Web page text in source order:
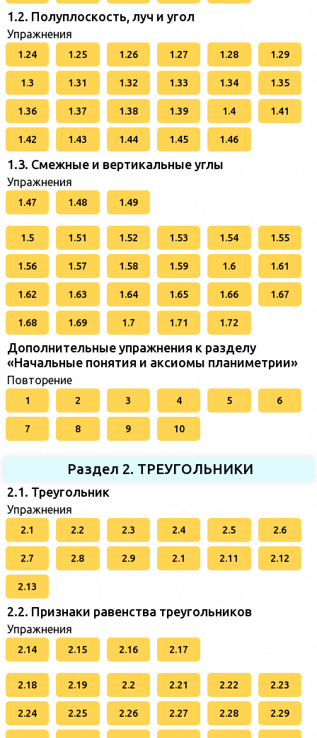
1.2. Полуплоскость, луч и угол
Упражнения
1.24 1.25 1.26 1.27 1.28 1.29
1.3 1.31 1.32 1.33 1.34 1.35
1.36 1.37 1.38 1.39 1.4 1.41
1.42 1.43 1.44 1.45 1.46
1.3. Смежные и вертикальные углы
Упражнения
1.47 1.48 1.49
1.5 1.51 1.52 1.53 1.54 1.55
1.56 1.57 1.58 1.59 1.6 1.61
1.62 1.63 1.64 1.65 1.66 1.67
1.68 1.69 1.7 1.71 1.72
Дополнительные упражнения к разделу
«Начальные понятия и аксиомы планиметрии»
Повторение
1 2 3 4 5 6
7 8 9 10
Раздел 2. ТРЕУГОЛЬНИКИ
2.1. Треугольник
Упражнения
2.1 2.2 2.3 2.4 2.5 2.6
2.7 2.8 2.9 2.1 2.11 2.12
2.13
2.2. Признаки равенства треугольников
Упражнения
2.14 2.15 2.16 2.17
2.18 2.19 2.2 2.21 2.22 2.23
2.24 2.25 2.26 2.27 2.28 2.29